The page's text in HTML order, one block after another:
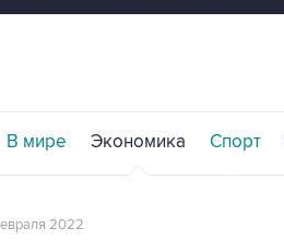
В мире Экономика Спорт
2022